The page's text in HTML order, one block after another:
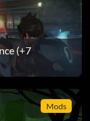
(+7
Mods